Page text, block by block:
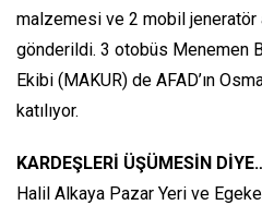
malzemesi ve 2 mobil jeneratör
gönderildi. 3 otobüs Menemen
Ekibi (MAKUR) de AFAD’ın
katılıyor.
KARDEŞLERİ ÜŞÜMESİN
Halil Alkaya Pazar Yeri ve